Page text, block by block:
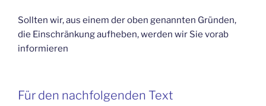
Sollten wir, aus einem der oben genannten Gründen,
die Einschränkung aufheben, werden wir Sie vorab
informieren
Für den nachfolgenden Text